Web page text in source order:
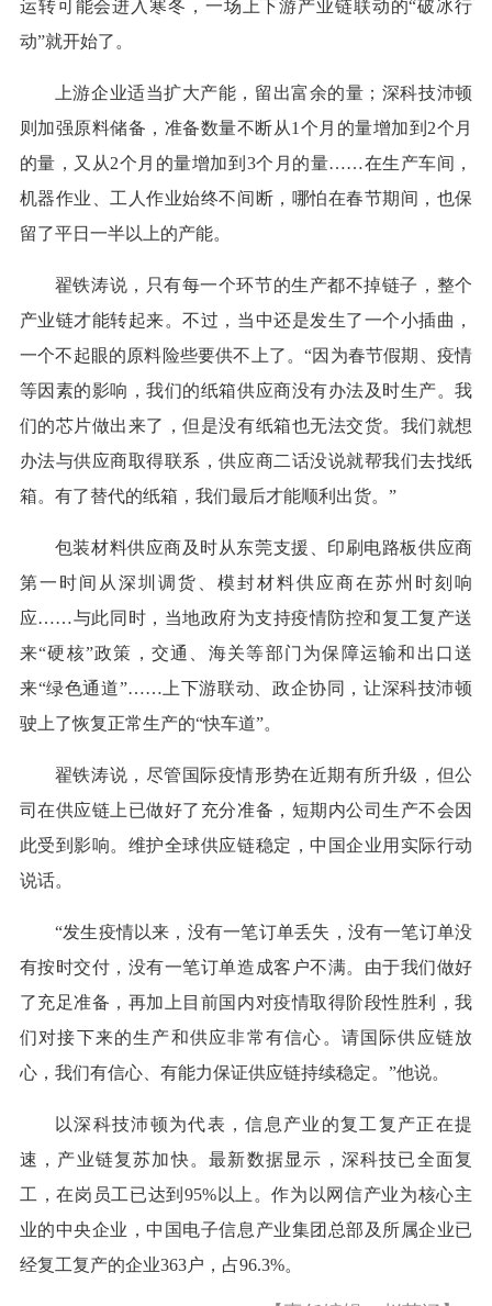
运转可能会进入寒冬，一场上下游产业链联动的“破冰行
动”就开始了。
上游企业适当扩大产能，留出富余的量；深科技沛顿
则加强原料储备，准备数量不断从1个月的量增加到2个月
的量，又从2个月的量增加到3个月的量……在生产车间，
机器作业、工人作业始终不间断，哪怕在春节期间，也保
留了平日一半以上的产能。
翟铁涛说，只有每一个环节的生产都不掉链子，整个
产业链才能转起来。不过，当中还是发生了一个小插曲，
一个不起眼的原料险些要供不上了。“因为春节假期、疫情
等因素的影响，我们的纸箱供应商没有办法及时生产。我
们的芯片做出来了，但是没有纸箱也无法交货。我们就想
办法与供应商取得联系，供应商二话没说就帮我们去找纸
箱。有了替代的纸箱，我们最后才能顺利出货。”
包装材料供应商及时从东莞支援、印刷电路板供应商
第一时间从深圳调货、模封材料供应商在苏州时刻响
应……与此同时，当地政府为支持疫情防控和复工复产送
来“硬核”政策，交通、海关等部门为保障运输和出口送
来“绿色通道”……上下游联动、政企协同，让深科技沛顿
驶上了恢复正常生产的“快车道”。
翟铁涛说，尽管国际疫情形势在近期有所升级，但公
司在供应链上已做好了充分准备，短期内公司生产不会因
此受到影响。维护全球供应链稳定，中国企业用实际行动
说话。
“发生疫情以来，没有一笔订单丢失，没有一笔订单没
有按时交付，没有一笔订单造成客户不满。由于我们做好
了充足准备，再加上目前国内对疫情取得阶段性胜利，我
们对接下来的生产和供应非常有信心。请国际供应链放
心，我们有信心、有能力保证供应链持续稳定。”他说。
以深科技沛顿为代表，信息产业的复工复产正在提
速，产业链复苏加快。最新数据显示，深科技已全面复
工，在岗员工已达到95%以上。作为以网信产业为核心主
业的中央企业，中国电子信息产业集团总部及所属企业已
经复工复产的企业363户，占96.3%。